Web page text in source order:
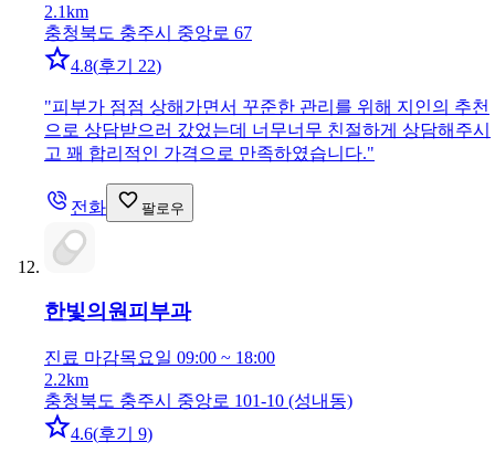
2.1km
충청북도 충주시 중앙로 67
4.8(후기 22)
"피부가 점점 상해가면서 꾸준한 관리를 위해 지인의 추천
으로 상담받으러 갔었는데 너무너무 친절하게 상담해주시
고 꽤 합리적인 가격으로 만족하였습니다."
전화 팔로우
한빛의원피부과
진료 마감목요일 09:00 ~ 18:00
2.2km
충청북도 충주시 중앙로 101-10 (성내동)
4.6(후기 9)